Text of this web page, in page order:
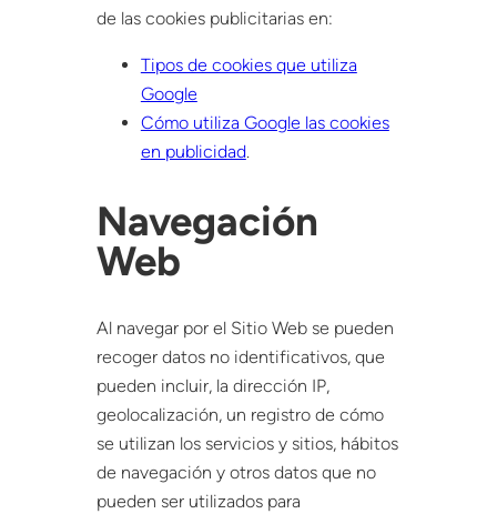
de las cookies publicitarias en:
Tipos de cookies que utiliza
Google
Cómo utiliza Google las cookies
en publicidad.
Navegación
Web
Al navegar por el Sitio Web se pueden
recoger datos no identificativos, que
pueden incluir, la dirección IP,
geolocalización, un registro de cómo
se utilizan los servicios y sitios, hábitos
de navegación y otros datos que no
pueden ser utilizados para